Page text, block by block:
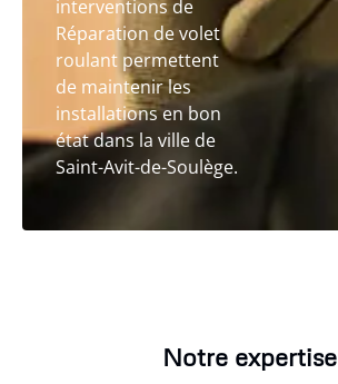
interventions de
Réparation de volet
roulant permettent
de maintenir les
installations en bon
état dans la ville de
Saint-Avit-de-Soulège.
Notre expertise